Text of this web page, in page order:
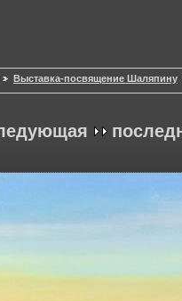
Выставка-посвящение Шаляпину